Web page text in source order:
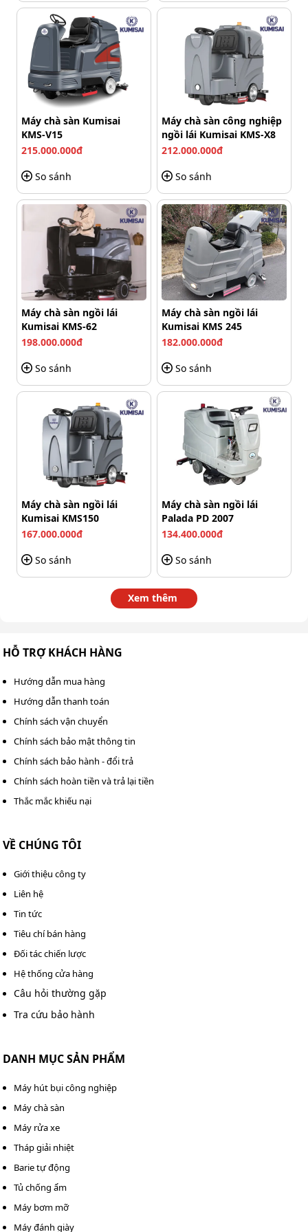
trong một thời gian ngắn.
Phù hợp vệ sinh mọi loại sàn với chất liệu khác nhau
Giảm tiếng ồn phát sinh, tiết kiệm năng lượng
Kumisai KMS803J được trang bị công nghệ tiên tiến giúp
giảm tiếng ồn phát sinh trong quá trình hoạt động. Điều
này giúp giảm sự phiền toái, tăng tiện ích cho người
dùng. Ngoài ra, máy cũng có chế độ tiết kiệm năng
lượng, cho phép người dùng điều chỉnh công suất hoạt
động tương ứng với yêu cầu. Từ đó sẽ giúp tiết kiệm
điện năng tiêu thụ nhưng vẫn đảm bảo hiệu quả làm
Máy vận hành êm ái không gây ồn, tiết kiệm điện năng
Từ những thông tin trên có thể thấy
bề mặt sàn. Với hiệu suất làm việc cao và tiết kiệm năng
lượng, Kumisai KMS803J vừa giúp nâng cao hiệu suất
làm việc vừa tiết kiệm thời gian và công sức. Khách hàng
hãng với mức giá ưu đãi, vui lòng liên hệ hotline
898 758-0982 090 819
>>> Xem thêm:
Máy chà sàn Kumisai
KMS-V15
215.000.000đ
So sánh
Máy chà sàn công nghiệp
ngồi lái Kumisai KMS-X8
212.000.000đ
So sánh
Máy chà sàn ngồi lái
Kumisai KMS-62
198.000.000đ
So sánh
Máy chà sàn ngồi lái
Kumisai KMS 245
182.000.000đ
So sánh
Máy chà sàn ngồi lái
Kumisai KMS150
167.000.000đ
So sánh
Máy chà sàn ngồi lái
Palada PD 2007
134.400.000đ
So sánh
Xem thêm
HỖ TRỢ KHÁCH HÀNG
Hướng dẫn mua hàng
Hướng dẫn thanh toán
Chính sách vận chuyển
Chính sách bảo mật thông tin
Chính sách bảo hành - đổi trả
Chính sách hoàn tiền và trả lại tiền
Thắc mắc khiếu nại
VỀ CHÚNG TÔI
Giới thiệu công ty
Liên hệ
Tin tức
Tiêu chí bán hàng
Đối tác chiến lược
Hệ thống cửa hàng
Câu hỏi thường gặp
Tra cứu bảo hành
DANH MỤC SẢN PHẨM
Máy hút bụi công nghiệp
Máy chà sàn
Máy rửa xe
Tháp giải nhiệt
Barie tự động
Tủ chống ẩm
Máy bơm mỡ
Máy đánh giày